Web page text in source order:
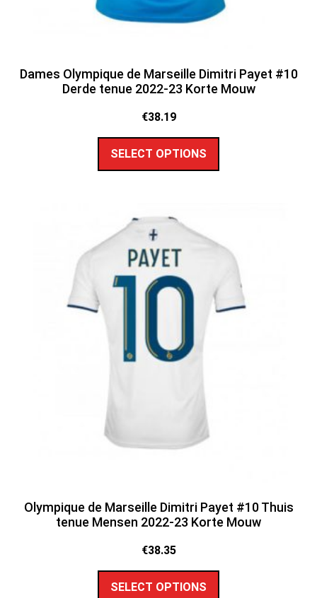
Dames Olympique de Marseille Dimitri Payet #10
Derde tenue 2022-23 Korte Mouw
€38.19
SELECT OPTIONS
Olympique de Marseille Dimitri Payet #10 Thuis
tenue Mensen 2022-23 Korte Mouw
€38.35
SELECT OPTIONS